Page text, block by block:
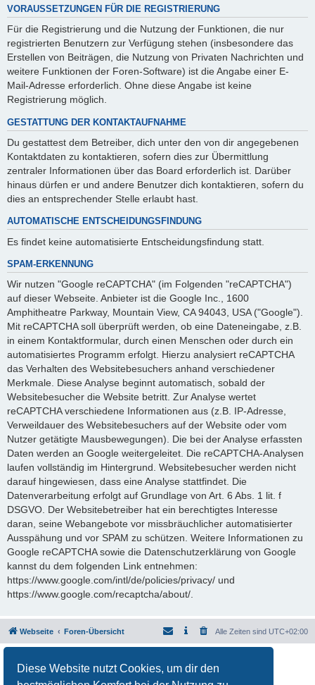
Diese Website nutzt Cookies, um dir den
VORAUSSETZUNGEN FÜR DIE REGISTRIERUNG
Für die Registrierung und die Nutzung der Funktionen, die nur
registrierten Benutzern zur Verfügung stehen (insbesondere das
Erstellen von Beiträgen, die Nutzung von Privaten Nachrichten und
weitere Funktionen der Foren-Software) ist die Angabe einer E-
Mail-Adresse erforderlich. Ohne diese Angabe ist keine
Registrierung möglich.
GESTATTUNG DER KONTAKTAUFNAHME
Du gestattest dem Betreiber, dich unter den von dir angegebenen
Kontaktdaten zu kontaktieren, sofern dies zur Übermittlung
zentraler Informationen über das Board erforderlich ist. Darüber
hinaus dürfen er und andere Benutzer dich kontaktieren, sofern du
dies an entsprechender Stelle erlaubt hast.
AUTOMATISCHE ENTSCHEIDUNGSFINDUNG
Es findet keine automatisierte Entscheidungsfindung statt.
SPAM-ERKENNUNG
Wir nutzen "Google reCAPTCHA" (im Folgenden "reCAPTCHA")
auf dieser Webseite. Anbieter ist die Google Inc., 1600
Amphitheatre Parkway, Mountain View, CA 94043, USA ("Google").
Mit reCAPTCHA soll überprüft werden, ob eine Dateneingabe, z.B.
in einem Kontaktformular, durch einen Menschen oder durch ein
automatisiertes Programm erfolgt. Hierzu analysiert reCAPTCHA
das Verhalten des Websitebesuchers anhand verschiedener
Merkmale. Diese Analyse beginnt automatisch, sobald der
Websitebesucher die Website betritt. Zur Analyse wertet
reCAPTCHA verschiedene Informationen aus (z.B. IP-Adresse,
Verweildauer des Websitebesuchers auf der Website oder vom
Nutzer getätigte Mausbewegungen). Die bei der Analyse erfassten
Daten werden an Google weitergeleitet. Die reCAPTCHA-Analysen
laufen vollständig im Hintergrund. Websitebesucher werden nicht
darauf hingewiesen, dass eine Analyse stattfindet. Die
Datenverarbeitung erfolgt auf Grundlage von Art. 6 Abs. 1 lit. f
DSGVO. Der Websitebetreiber hat ein berechtigtes Interesse
daran, seine Webangebote vor missbräuchlicher automatisierter
Ausspähung und vor SPAM zu schützen. Weitere Informationen zu
Google reCAPTCHA sowie die Datenschutzerklärung von Google
kannst du dem folgenden Link entnehmen:
https://www.google.com/intl/de/policies/privacy/ und
https://www.google.com/recaptcha/about/.
Webseite Foren-Übersicht Alle Zeiten sind UTC+02:00
Deutsche Übersetzung durchphpBB.de
Datenschutz|Nutzungsbedingungen